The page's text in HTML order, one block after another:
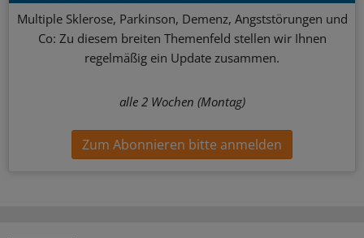
Multiple Sklerose, Parkinson, Demenz, Angststörungen und
Co: Zu diesem breiten Themenfeld stellen wir Ihnen
regelmäßig ein Update zusammen.
alle 2 Wochen (Montag)
Zum Abonnieren bitte anmelden